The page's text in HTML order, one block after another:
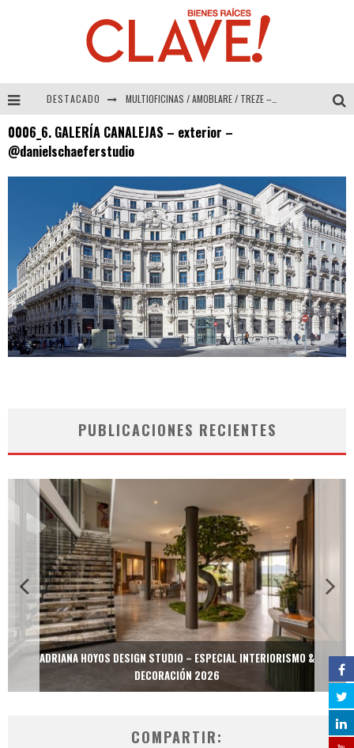
DESTACADO MULTIOFICINAS / AMOBLARE / TREZE – Especial Interiorismo & Decoración 2026
ADRIANA HOYOS DESIGN STUDIO – Especial Interiorismo & Decoración 2026
0006_6. GALERÍA CANALEJAS – exterior –
@danielschaeferstudio
PUBLICACIONES RECIENTES
ADRIANA HOYOS DESIGN STUDIO – ESPECIAL INTERIORISMO &
DECORACIÓN 2026
COMPARTIR: